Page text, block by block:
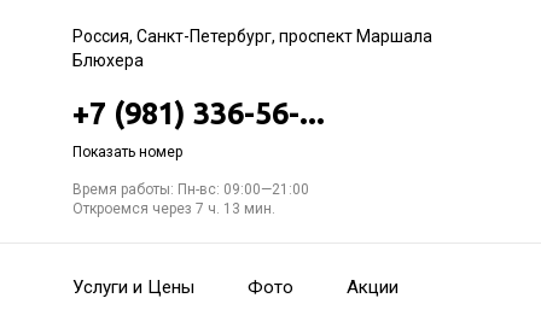
Россия, Санкт-Петербург, проспект Маршала
Блюхера
+7 (981) 336-56-...
Показать номер
Время работы: Пн-вс: 09:00—21:00
Откроемся через 7 ч. 13 мин.
Услуги и Цены Фото Акции